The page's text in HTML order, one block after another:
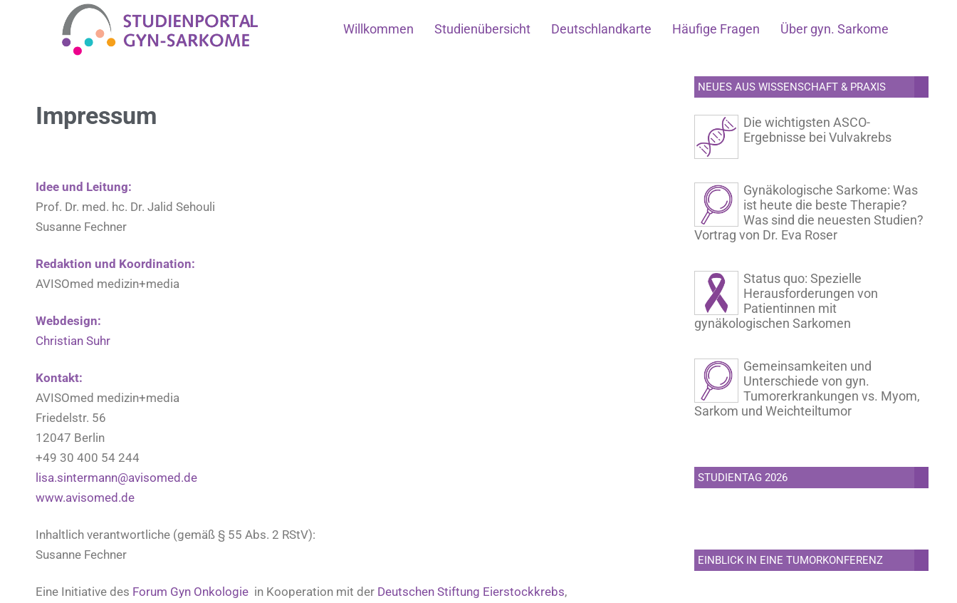
Willkommen Studienübersicht Deutschlandkarte Häufige Fragen Über gyn. Sarkome
Impressum
Idee und Leitung:
Prof. Dr. med. hc. Dr. Jalid Sehouli
Susanne Fechner
Redaktion und Koordination:
AVISOmed medizin+media
Webdesign:
Christian Suhr
Kontakt:
AVISOmed medizin+media
Friedelstr. 56
12047 Berlin
+49 30 400 54 244
lisa.sintermann@avisomed.de
www.avisomed.de
Inhaltlich verantwortliche (gemäß § 55 Abs. 2 RStV):
Susanne Fechner
Eine Initiative des Forum Gyn Onkologie in Kooperation mit der Deutschen Stiftung Eierstockkrebs,
NEUES AUS WISSENSCHAFT & PRAXIS
Die wichtigsten ASCO-
Ergebnisse bei Vulvakrebs
Gynäkologische Sarkome: Was
ist heute die beste Therapie?
Was sind die neuesten Studien?
Vortrag von Dr. Eva Roser
Status quo: Spezielle
Herausforderungen von
Patientinnen mit
gynäkologischen Sarkomen
Gemeinsamkeiten und
Unterschiede von gyn.
Tumorerkrankungen vs. Myom,
Sarkom und Weichteiltumor
STUDIENTAG 2026
EINBLICK IN EINE TUMORKONFERENZ